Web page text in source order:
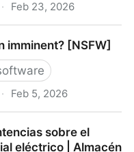
· Feb 23, 2026
imminent? [NSFW]
· Feb 5, 2026
sobre el
eléctrico | Almacén